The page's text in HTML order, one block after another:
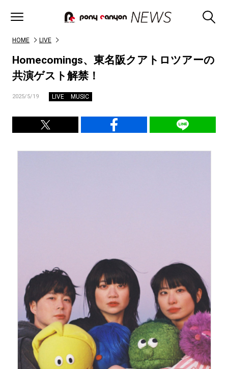
HOME LIVE
Homecomings、東名阪クアトロツアーの
共演ゲスト解禁！
2025/5/19 LIVE MUSIC